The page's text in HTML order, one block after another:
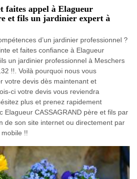
faites appel à Elagueur
et fils un jardinier expert à
d’un jardinier professionnel ?
et faites confiance à Elagueur
un jardinier professionnel à Meschers
!!. Voilà pourquoi nous vous
votre devis dès maintenant et
ci votre devis vous reviendra
plus et prenez rapidement
Elagueur CASSAGRAND père et fils par
de son site internet ou directement par
mobile !!